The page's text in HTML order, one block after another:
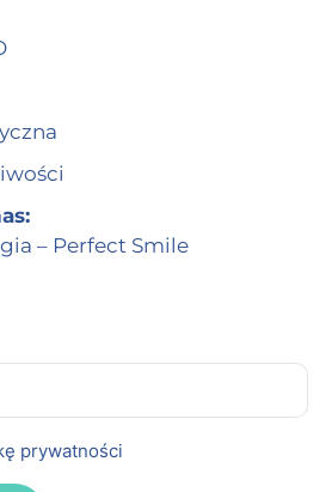
– Perfect Smile
prywatności